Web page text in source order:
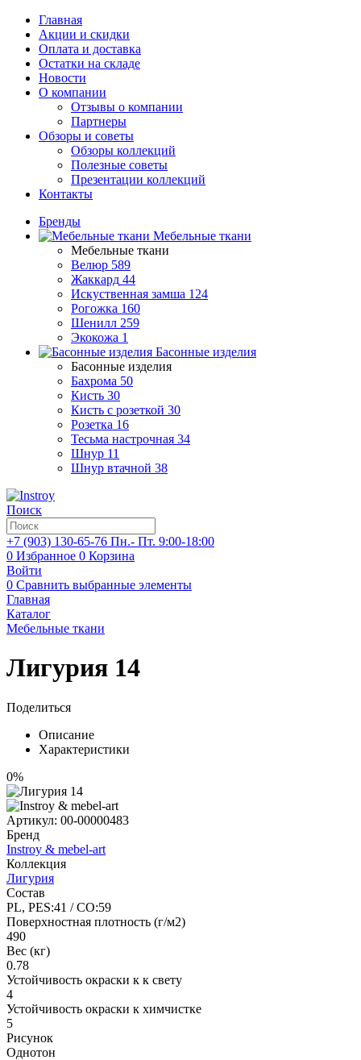
Главная
Акции и скидки
Оплата и доставка
Остатки на складе
Новости
О компании
Отзывы о компании
Партнеры
Обзоры и советы
Обзоры коллекций
Полезные советы
Презентации коллекций
Контакты
Бренды
Мебельные ткани
Мебельные ткани
Велюр 589
Жаккард 44
Искуственная замша 124
Рогожка 160
Шенилл 259
Экокожа 1
Басонные изделия
Басонные изделия
Бахрома 50
Кисть 30
Кисть с розеткой 30
Розетка 16
Тесьма настрочная 34
Шнур 11
Шнур втачной 38
Поиск
+7 (903) 130-65-76 Пн.- Пт. 9:00-18:00
0 Избранное 0 Корзина
Войти
0 Сравнить выбранные элементы
Главная
Каталог
Мебельные ткани
Лигурия 14
Поделиться
Описание
Характеристики
0%
Артикул: 00-00000483
Бренд
Instroy & mebel-art
Коллекция
Лигурия
Состав
PL, PES:41 / CO:59
Поверхностная плотность (г/м2)
490
Вес (кг)
0.78
Устойчивость окраски к к свету
4
Устойчивость окраски к химчистке
5
Рисунок
Однотон